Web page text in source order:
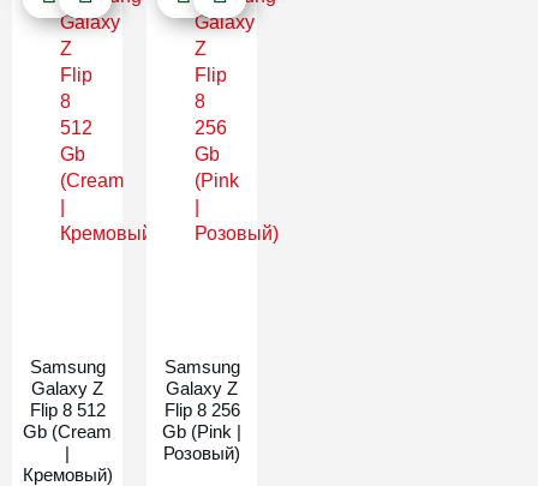
Samsung
Galaxy Z
Flip 8 512
Gb (Cream
|
Кремовый)
Samsung
Galaxy Z
Flip 8 256
Gb (Pink |
Розовый)